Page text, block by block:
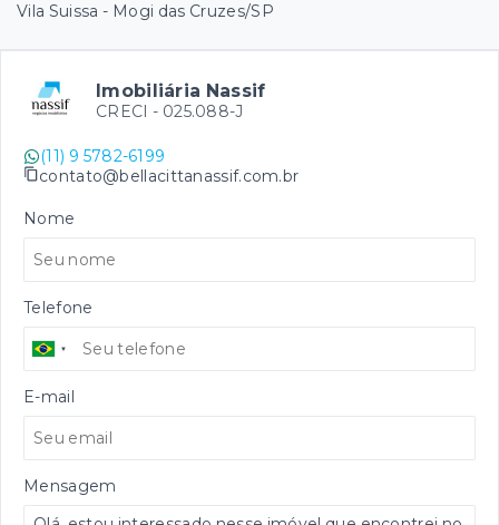
Vila Suissa - Mogi das Cruzes/SP
Imobiliária Nassif
CRECI - 025.088-J
(11) 9 5782-6199
contato@bellacittanassif.com.br
Nome
Telefone
E-mail
Mensagem